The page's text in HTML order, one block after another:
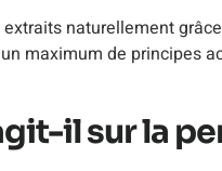
naturellement
maximum de principes
il sur la